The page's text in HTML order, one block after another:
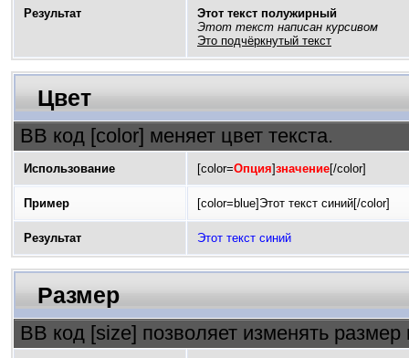
Результат
Этот текст полужирный
Этот текст написан курсивом
Это подчёркнутый текст
Цвет
BB код [color] меняет цвет текста.
Использование [color=Опция]значение[/color]
Пример [color=blue]Этот текст синий[/color]
Результат Этот текст синий
Размер
BB код [size] позволяет изменять